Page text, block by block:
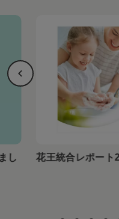
し 花王統合レポート